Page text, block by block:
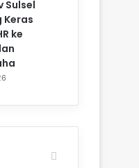
Sulsel
Keras
ke